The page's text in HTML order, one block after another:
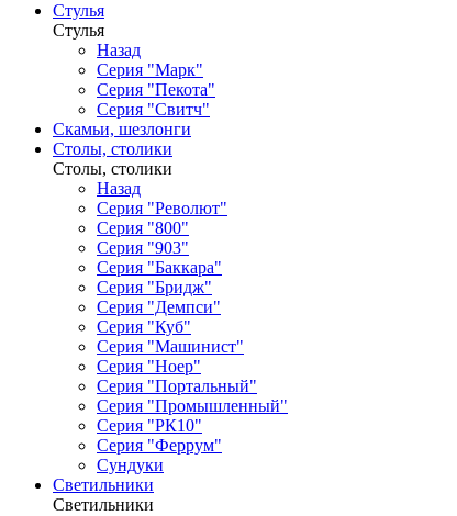
Стулья
Стулья
Назад
Серия "Марк"
Серия "Пекота"
Серия "Свитч"
Скамьи, шезлонги
Столы, столики
Столы, столики
Назад
Серия "Револют"
Серия "800"
Серия "903"
Серия "Баккара"
Серия "Бридж"
Серия "Демпси"
Серия "Куб"
Серия "Машинист"
Серия "Ноер"
Серия "Портальный"
Серия "Промышленный"
Серия "РК10"
Серия "Феррум"
Сундуки
Светильники
Светильники